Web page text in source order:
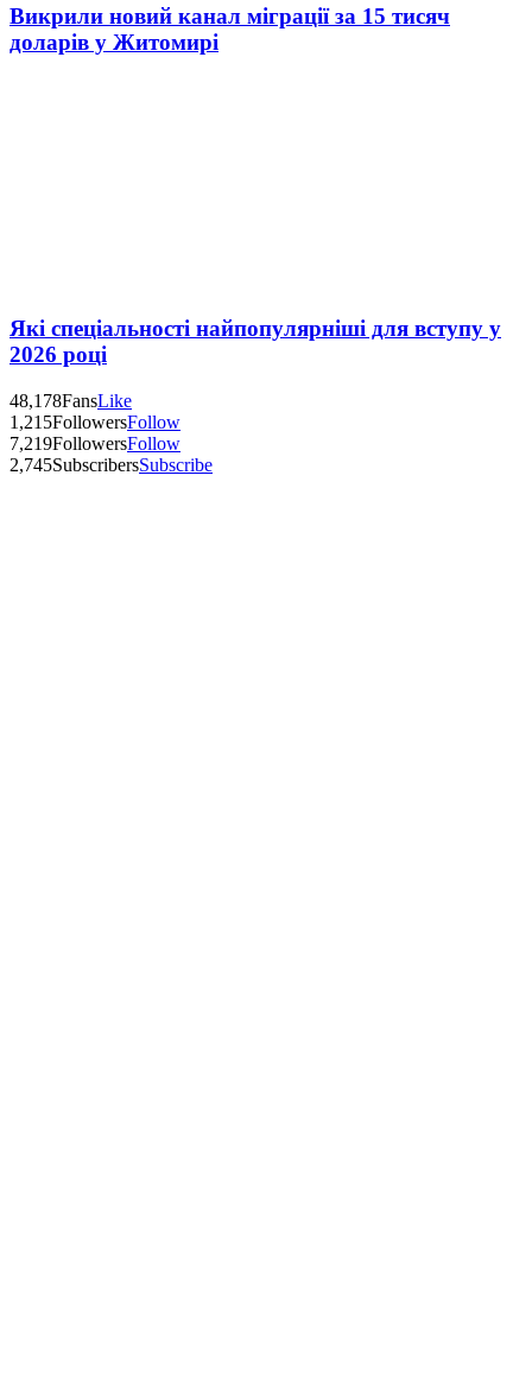
Викрили новий канал міграції за 15 тисяч
доларів у Житомирі
Які спеціальності найпопулярніші для вступу у
2026 році
48,178FansLike
1,215FollowersFollow
7,219FollowersFollow
2,745SubscribersSubscribe